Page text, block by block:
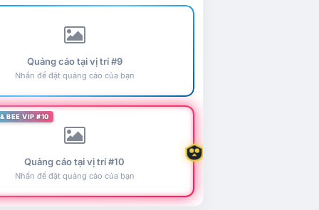
Quảng cáo tại vị trí #9
Nhấn để đặt quảng cáo của bạn
BEE VIP #10
Quảng cáo tại vị trí #10
Nhấn để đặt quảng cáo của bạn